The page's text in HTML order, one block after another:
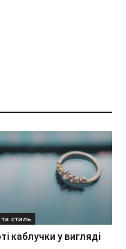
стиль
каблучки у вигляді